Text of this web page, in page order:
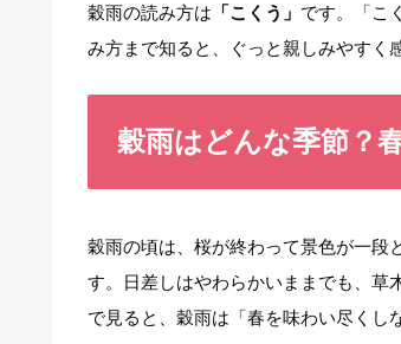
穀雨の読み方は 「こくう」 です。「こ
み方まで知ると、ぐっと親しみやすく
穀雨はどんな季節？
穀雨の頃は、桜が終わって景色が一段
す。日差しはやわらかいままでも、草
で見ると、穀雨は「春を味わい尽くし